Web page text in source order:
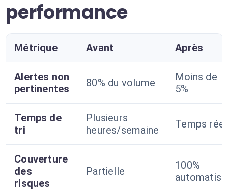
performance
Métrique Avant Après
Alertes non
pertinentes
80% du volume
Moins de
5%
Temps de
tri
Plusieurs
heures/semaine
Temps réel
Couverture
des
risques
Partielle
100%